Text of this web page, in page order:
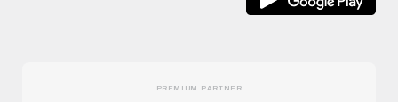
PREMIUM PARTNER